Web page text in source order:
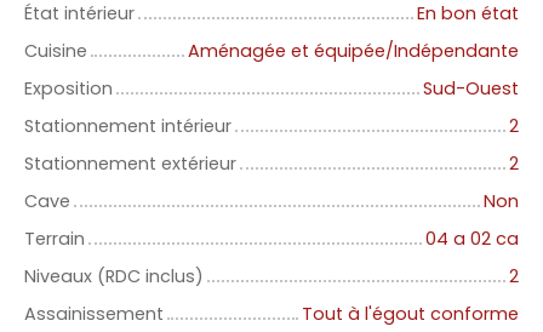
État intérieur
En bon état
Cuisine
Aménagée et équipée/Indépendante
Exposition
Sud-Ouest
Stationnement intérieur
2
Stationnement extérieur
2
Cave
Non
Terrain
04 a 02 ca
Niveaux (RDC inclus)
2
Assainissement
Tout à l'égout conforme